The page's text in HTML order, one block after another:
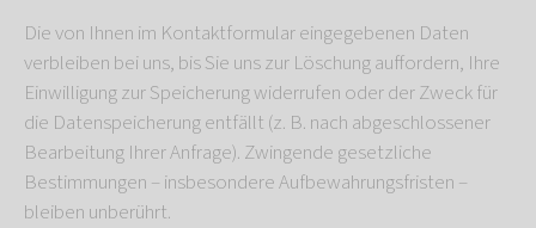
Die von Ihnen im Kontaktformular eingegebenen Daten
verbleiben bei uns, bis Sie uns zur Löschung auffordern, Ihre
Einwilligung zur Speicherung widerrufen oder der Zweck für
die Datenspeicherung entfällt (z. B. nach abgeschlossener
Bearbeitung Ihrer Anfrage). Zwingende gesetzliche
Bestimmungen – insbesondere Aufbewahrungsfristen –
bleiben unberührt.